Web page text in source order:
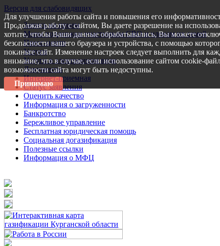
Версия для слабовидящих
Запись на прием
Меры поддержки участникам СВО и членам их семей
Пресс-центр
Услуги
Услуги в электронном виде
Документы
Интернет-приемная
Статус заявления
Оценить качество
Информация о загруженности
Банкротство
Бережливое управление
Бесплатная юридическая помощь
Социальная догазификация
Полезные ссылки
Информация о МФЦ
Для улучшения работы сайта и повышения его
Продолжая работу с сайтом, Вы даете разрешение на
хотите, чтобы Ваши данные обрабатывались, Вы можете
безопасности вашего браузера и устройства, с помощью
покиньте сайт. Изменение настроек следует выполнить для
внимание, что в случае, если использование сайтом cookie-
возможности сайта могут быть недоступны.
Принимаю